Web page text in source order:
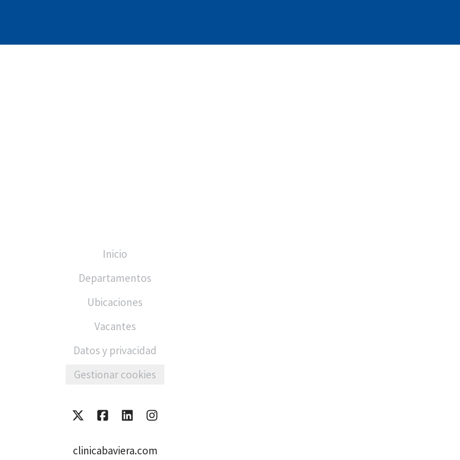
Inicio
Departamentos
Ubicaciones
Vacantes
Datos y privacidad
Gestionar cookies
clinicabaviera.com